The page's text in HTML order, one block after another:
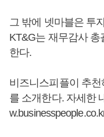
그 밖에 넷마블은 투
KT&G는 재무감사
한다.
비즈니스피플이 추천
를 소개한다. 자세한